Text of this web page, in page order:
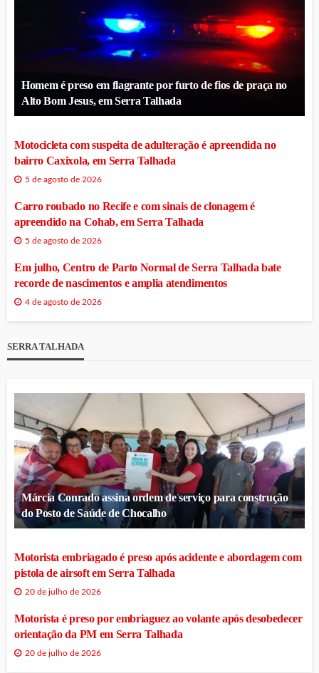
Homem é preso em flagrante por furto de fios de praça no
Alto Bom Jesus, em Serra Talhada
Motocicleta com suspeita de adulteração é apreendida no
bairro Caxixola, em Serra Talhada
5 de agosto de 2026
Carro roubado no Recife e com sinais de clonagem é
apreendido na Cohab, em Serra Talhada
5 de agosto de 2026
Em julho, Centro de Parto Normal de Serra Talhada bate
recorde de nascimentos e amplia atendimentos
4 de agosto de 2026
SERRA TALHADA
Márcia Conrado assina ordem de serviço para construção
do Posto de Saúde de Chocalho
Motorista embriagado é preso após acidente e abordagem com
pistola de airsoft em Serra Talhada
20 de julho de 2026
Motorista é preso por embriaguez ao volante após desobedecer
orientação da PM em Serra Talhada
20 de julho de 2026